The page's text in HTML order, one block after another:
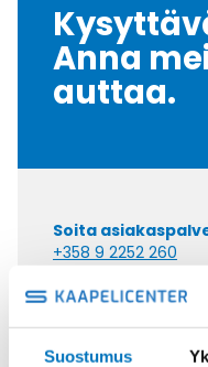
Suostumus
Anna
auttaa.
Soita
+358 9 2252 260
Tai lähetä